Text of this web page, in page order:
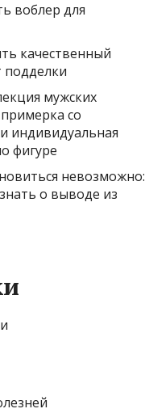
воблер для
качественный
подделки
мужских
со
индивидуальная
фигуре
невозможно:
о выводе из